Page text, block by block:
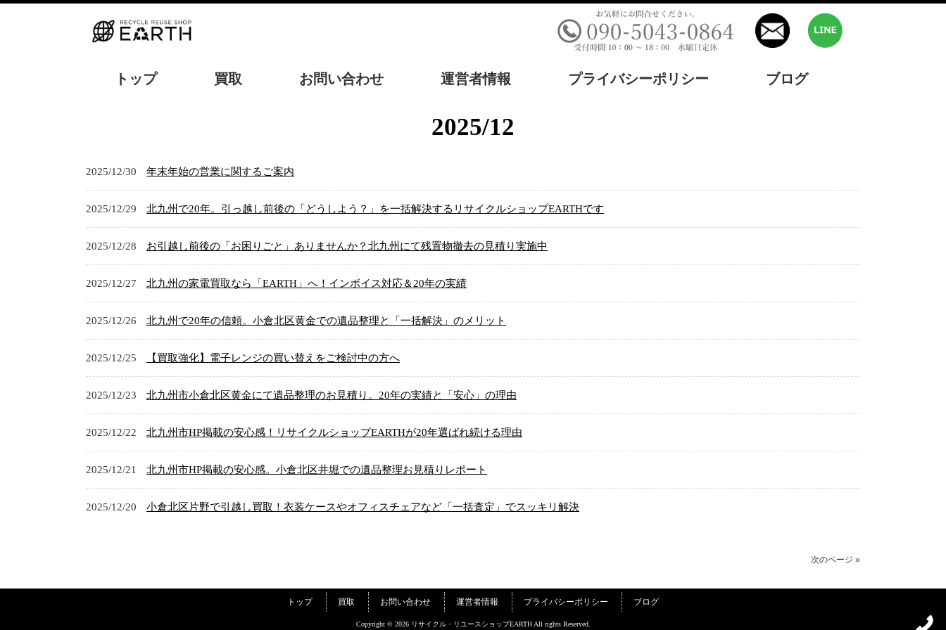
トップ 買取 お問い合わせ 運営者情報 プライバシーポリシー ブログ
2025/12
2025/12/30 年末年始の営業に関するご案内
2025/12/29 北九州で20年。引っ越し前後の「どうしよう？」を一括解決するリサイクルショップEARTHです
2025/12/28 お引越し前後の「お困りごと」ありませんか？北九州にて残置物撤去の見積り実施中
2025/12/27 北九州の家電買取なら「EARTH」へ！インボイス対応＆20年の実績
2025/12/26 北九州で20年の信頼。小倉北区黄金での遺品整理と「一括解決」のメリット
2025/12/25 【買取強化】電子レンジの買い替えをご検討中の方へ
2025/12/23 北九州市小倉北区黄金にて遺品整理のお見積り。20年の実績と「安心」の理由
2025/12/22 北九州市HP掲載の安心感！リサイクルショップEARTHが20年選ばれ続ける理由
2025/12/21 北九州市HP掲載の安心感。小倉北区井堀での遺品整理お見積りレポート
2025/12/20 小倉北区片野で引越し買取！衣装ケースやオフィスチェアなど「一括査定」でスッキリ解決
次のページ »
トップ 買取 お問い合わせ 運営者情報 プライバシーポリシー ブログ
Copyright © 2026 リサイクル・リユースショップEARTH All rights Reserved.